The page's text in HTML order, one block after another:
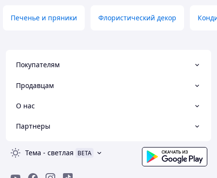
Печенье и пряники Флористический декор
Покупателям
Продавцам
О нас
Партнеры
Тема - светлая BETA